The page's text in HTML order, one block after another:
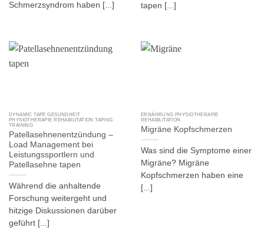
Schmerzsyndrom haben [...]
tapen [...]
DYNAMIC TAPE GESUNDHEIT
PHYSIOTHERAPIE REHABILITATION TAPING
TRAINING
Patellasehnenentzündung –
Load Management bei
Leistungssportlern und
Patellasehne tapen
Während die anhaltende
Forschung weitergeht und
hitzige Diskussionen darüber
geführt [...]
ERNÄHRUNG PHYSIOTHERAPIE
REHABILITATION
Migräne Kopfschmerzen
Was sind die Symptome einer
Migräne? Migräne
Kopfschmerzen haben eine
[...]